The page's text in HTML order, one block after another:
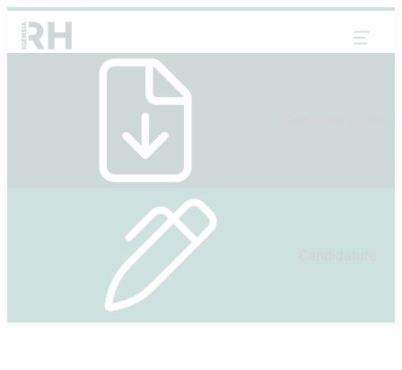
Aller
au
contenu